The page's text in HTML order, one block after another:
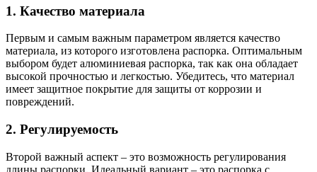
1. Качество материала
Первым и самым важным параметром является качество
материала, из которого изготовлена распорка. Оптимальным
выбором будет алюминиевая распорка, так как она обладает
высокой прочностью и легкостью. Убедитесь, что материал
имеет защитное покрытие для защиты от коррозии и
повреждений.
2. Регулируемость
Второй важный аспект – это возможность регулирования
длины распорки. Идеальный вариант – это распорка с